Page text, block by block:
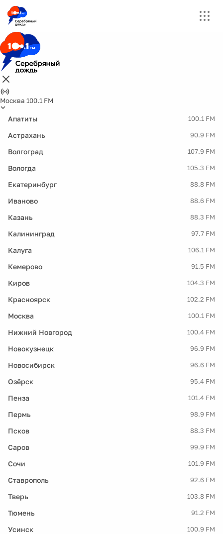
Москва 100.1 FM
Апатиты 100.1 FM
Астрахань 90.9 FM
Волгоград 107.9 FM
Вологда 105.3 FM
Екатеринбург 88.8 FM
Иваново 88.6 FM
Казань 88.3 FM
Калининград 97.7 FM
Калуга 106.1 FM
Кемерово 91.5 FM
Киров 104.3 FM
Красноярск 102.2 FM
Москва 100.1 FM
Нижний Новгород 100.4 FM
Новокузнецк 96.9 FM
Новосибирск 96.6 FM
Озёрск 95.4 FM
Пенза 101.4 FM
Пермь 98.9 FM
Псков 88.3 FM
Саров 99.9 FM
Сочи 101.9 FM
Ставрополь 92.6 FM
Тверь 103.8 FM
Тюмень 91.2 FM
Усинск 100.9 FM